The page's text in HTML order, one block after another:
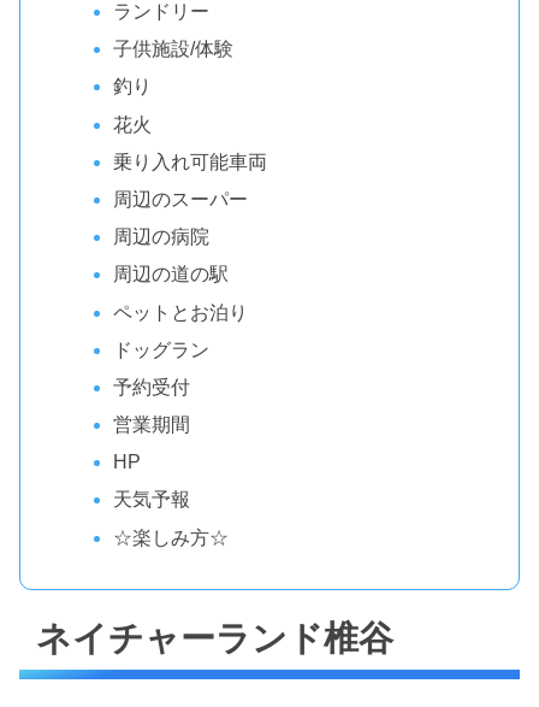
ランドリー
子供施設/体験
釣り
花火
乗り入れ可能車両
周辺のスーパー
周辺の病院
周辺の道の駅
ペットとお泊り
ドッグラン
予約受付
営業期間
HP
天気予報
☆楽しみ方☆
ネイチャーランド椎谷